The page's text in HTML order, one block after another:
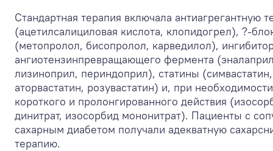
Стандартная терапия включала антиагрегантную
(ацетилсалициловая кислота, клопидогрел), ?-
(метопролол, бисопролол, карведилол),
ангиотензинпревращающего фермента
лизиноприл, периндоприл), статины (симвастатин,
аторвастатин, розувастатин) и, при
короткого и пролонгированного действия
динитрат, изосорбид мононитрат). Пациенты с
сахарным диабетом получали адекватную
терапию.